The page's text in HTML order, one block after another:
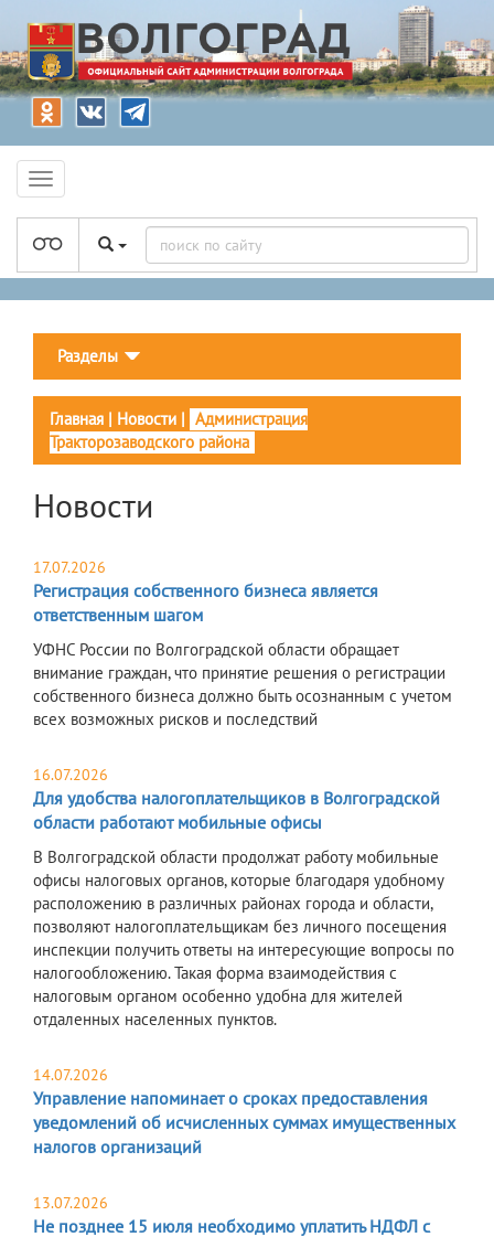
Разделы
Главная | Новости | Администрация
Тракторозаводского района
Новости
17.07.2026
Регистрация собственного бизнеса является
ответственным шагом
УФНС России по Волгоградской области обращает
внимание граждан, что принятие решения о регистрации
собственного бизнеса должно быть осознанным с учетом
всех возможных рисков и последствий
16.07.2026
Для удобства налогоплательщиков в Волгоградской
области работают мобильные офисы
В Волгоградской области продолжат работу мобильные
офисы налоговых органов, которые благодаря удобному
расположению в различных районах города и области,
позволяют налогоплательщикам без личного посещения
инспекции получить ответы на интересующие вопросы по
налогообложению. Такая форма взаимодействия с
налоговым органом особенно удобна для жителей
отдаленных населенных пунктов.
14.07.2026
Управление напоминает о сроках предоставления
уведомлений об исчисленных суммах имущественных
налогов организаций
13.07.2026
Не позднее 15 июля необходимо уплатить НДФЛ с